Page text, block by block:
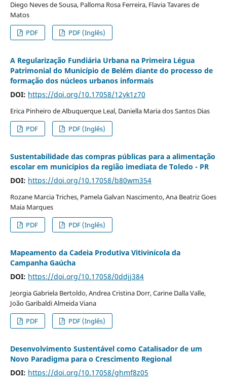
Diego Neves de Sousa, Palloma Rosa Ferreira, Flavia Tavares de
Matos
PDF
PDF (Inglês)
A Regularização Fundiária Urbana na Primeira Légua
Patrimonial do Município de Belém diante do processo de
formação dos núcleos urbanos informais
DOI: https://doi.org/10.17058/12yk1z70
Erica Pinheiro de Albuquerque Leal, Daniella Maria dos Santos Dias
PDF
PDF (Inglês)
Sustentabilidade das compras públicas para a alimentação
escolar em municípios da região imediata de Toledo - PR
DOI: https://doi.org/10.17058/b80wm354
Rozane Marcia Triches, Pamela Galvan Nascimento, Ana Beatriz Goes
Maia Marques
PDF
PDF (Inglês)
Mapeamento da Cadeia Produtiva Vitivinícola da
Campanha Gaúcha
DOI: https://doi.org/10.17058/0ddjj384
Jeorgia Gabriela Bertoldo, Andrea Cristina Dorr, Carine Dalla Valle,
João Garibaldi Almeida Viana
PDF
PDF (Inglês)
Desenvolvimento Sustentável como Catalisador de um
Novo Paradigma para o Crescimento Regional
DOI: https://doi.org/10.17058/ghmf8z05